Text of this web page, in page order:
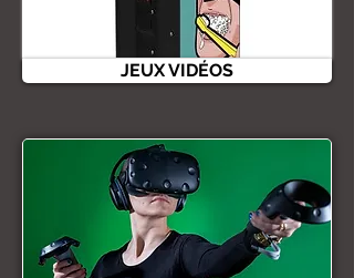
JEUX VIDÉOS